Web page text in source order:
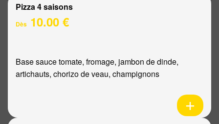
Pizza 4 saisons
Dès 10.00 €
Base sauce tomate, fromage, jambon de dinde,
artichauts, chorizo de veau, champignons